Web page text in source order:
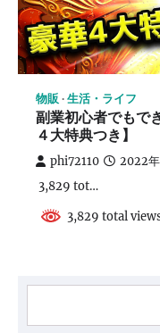
物販 生活・ライフ
副業初心者でも
４大特典つき】
phi72110 2022年
3,829 tot…
3,829 total